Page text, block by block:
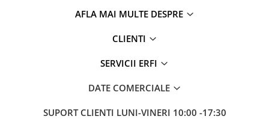
AFLA MAI MULTE DESPRE
CLIENTI
SERVICII ERFI
DATE COMERCIALE
SUPORT CLIENTI LUNI-VINERI 10:00 -17:30